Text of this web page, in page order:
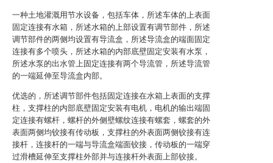
一种土地灌溉用节水设备，包括车体，所述车体的上表面
固定连接有水箱，所述水箱的上部设置有调节部件，所述
调节部件的两侧均设置有导流盒，所述导流盒的端面固定
连接有多个喷头，所述水箱的内部底壁固定安装有水泵，
所述水泵的出水管上固定连接有两个导流管，所述导流管
的一端延伸至导流盒内部。
优选的，所述调节部件包括固定连接在水箱上表面的支撑
柱，支撑柱的内部底壁固定安装有电机，电机的输出端固
定连接有螺杆，螺杆的外侧壁螺纹连接有螺套，螺套的外
表面两侧均铰接有传动板，支撑柱的外表面两侧铰接有连
接杆，连接杆的一端与导流盒端面铰接，传动板的一端穿
过滑槽延伸至支撑柱外部并与连接杆外表面上部铰接。